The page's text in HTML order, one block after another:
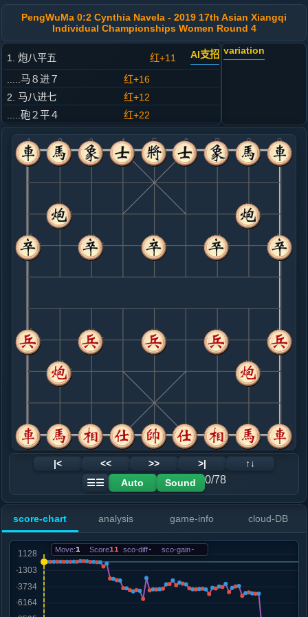
PengWuMa 0:2 Cynthia Navela - 2019 17th Asian Xiangqi
Individual Championships Women Round 4
1. 炮八平五 红+11 AI支招
.....马８进７
红+16
2. 马八进七
红+12
.....砲２平４
红+22
3. 车九平八
红+24
.....马２进３
红+29
4. 兵七进一
红+17
.....卒７进１
红+19
5. 马二进一
红+18
.....车１进１
6. 炮二平三
红+21
炮二进四
.....车１平６
红+115
象７进５
7. 车一平二
红+108
8. 车二进六
红+2
车八进五
.....车９平８
红+12
9. 车二平三
黑+43
兵三进一
.....象７进５
10. 相七进九
黑+683
仕六进五
.....砲８进５
黑+251
车６进２
黑+2480
仕六进五
.....车８进２
黑+2552
象５进７
12. 炮三进二
黑+2730
炮三平八
黑+2783
13. 马七退五
黑+3932
炮五平三
黑+4234
马五退七
.....砲７平６
黑+4412
15. 车三进一
黑+4226
.....车８进２
黑+4324
16. 马五进六
黑+5535
车三平四
variation
|< << >> >|
↑↓
☰☰
Auto Sound 0/78
score-chart analysis game-info cloud-DB
Move:1 Score11 sco-diff- sco-gain-